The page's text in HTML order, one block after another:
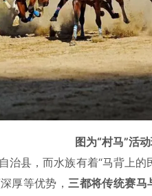
”活动现
治县，而水族有着“马背上
厚等优势，三都将传统赛马